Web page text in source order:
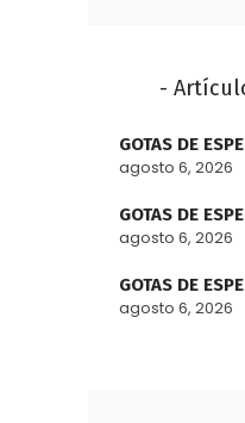
-
GOTAS DE
agosto 6, 2026
GOTAS DE
agosto 6, 2026
GOTAS DE
agosto 6, 2026